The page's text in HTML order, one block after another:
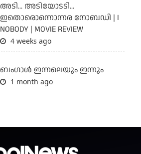
അടി... അടിയോടടി...
ഇതൊരൊന്നൊന്നര നോബഡി | I
NOBODY | MOVIE REVIEW
4 weeks ago
ബംഗാള്‍ ഇന്നലെയും ഇന്നും
1 month ago